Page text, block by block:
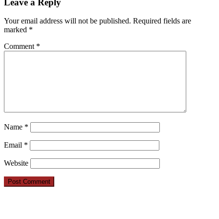
Your email address will not be published. Required fields are
marked *
Comment *
Name *
Email *
Website